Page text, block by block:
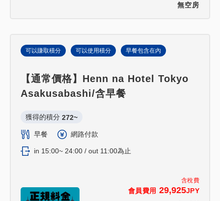
無空房
含稅費
會員費用 29,925JPY
可以賺取積分 可以使用積分 早餐包含在內
【通常價格】Henn na Hotel Tokyo
Asakusabashi/含早餐
獲得的積分 272~
早餐 網路付款
in 15:00~ 24:00 / out 11:00為止